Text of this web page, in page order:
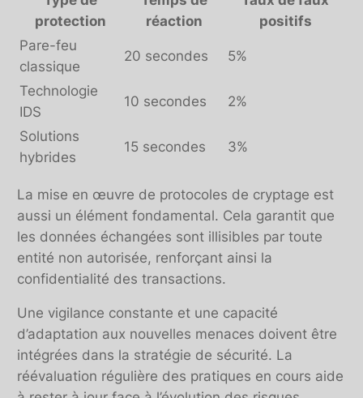
protection
réaction
positifs
Pare-feu
classique
20 secondes 5%
Technologie
IDS
10 secondes 2%
Solutions
hybrides
15 secondes 3%
La mise en œuvre de protocoles de cryptage est
aussi un élément fondamental. Cela garantit que
les données échangées sont illisibles par toute
entité non autorisée, renforçant ainsi la
confidentialité des transactions.
Une vigilance constante et une capacité
d’adaptation aux nouvelles menaces doivent être
intégrées dans la stratégie de sécurité. La
réévaluation régulière des pratiques en cours aide